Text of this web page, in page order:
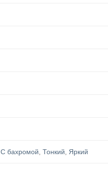
,С бахромой ,Тонкий Яркий